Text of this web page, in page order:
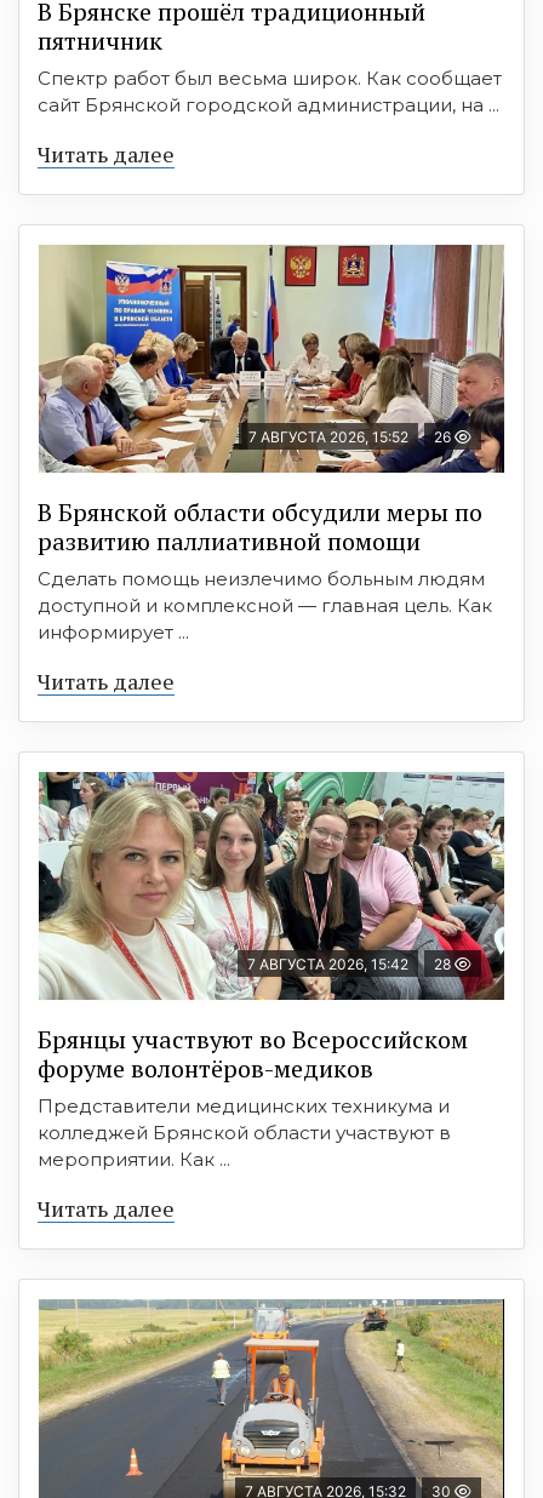
В Брянске прошёл традиционный
пятничник
Спектр работ был весьма широк. Как сообщает
сайт Брянской городской администрации, на ...
Читать далее
7 АВГУСТА 2026, 15:52 26
В Брянской области обсудили меры по
развитию паллиативной помощи
Сделать помощь неизлечимо больным людям
доступной и комплексной — главная цель. Как
информирует ...
Читать далее
7 АВГУСТА 2026, 15:42 28
Брянцы участвуют во Всероссийском
форуме волонтёров-медиков
Представители медицинских техникума и
колледжей Брянской области участвуют в
мероприятии. Как ...
Читать далее
7 АВГУСТА 2026, 15:32 30